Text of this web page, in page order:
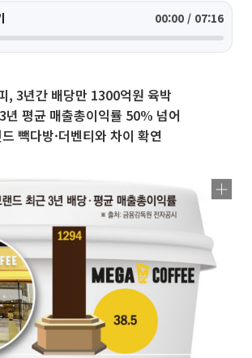
00:00 / 07:16
, 3년간 배당만 1300억원 육박
년 평균 매출총이익률 50% 넘어
빽다방·더벤티와 차이 확연